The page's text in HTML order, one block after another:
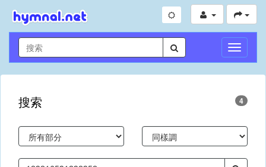
切
換
導
搜索 4